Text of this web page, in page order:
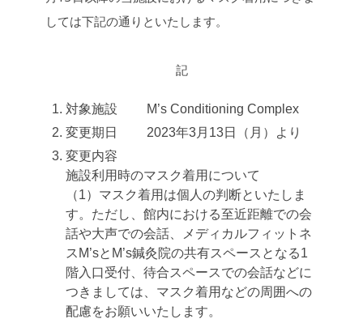
しては下記の通りといたします。
記
対象施設 M’s Conditioning Complex
変更期日 2023年3月13日（月）より
変更内容
施設利用時のマスク着用について
（1）マスク着用は個人の判断といたしま
す。ただし、館内における至近距離での会
話や大声での会話、メディカルフィットネ
スM’sとM’s鍼灸院の共有スペースとなる1
階入口受付、待合スペースでの会話などに
つきましては、マスク着用などの周囲への
配慮をお願いいたします。